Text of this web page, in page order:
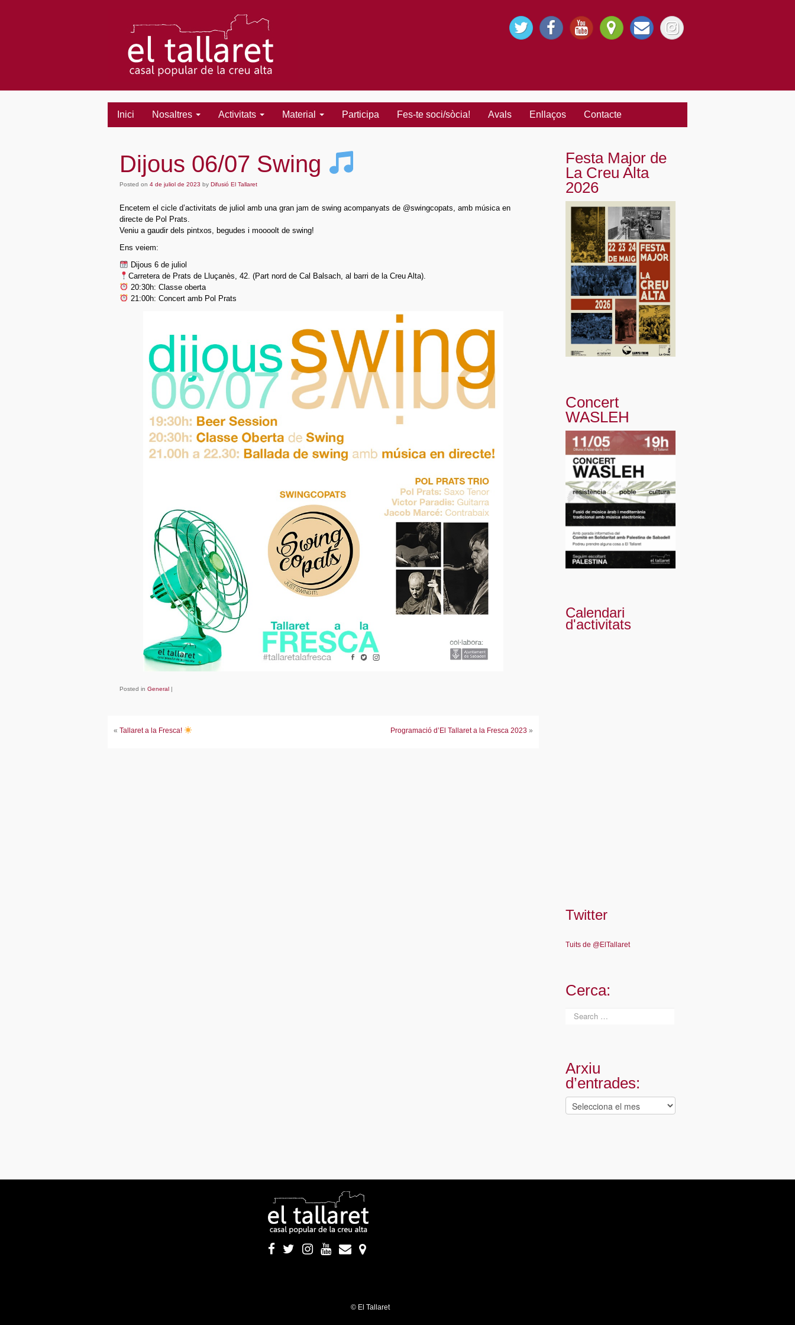
Inici Nosaltres Activitats Material Participa Fes-te soci/sòcia! Avals Enllaços Contacte
Dijous 06/07 Swing
Posted on 4 de juliol de 2023 by Difusió El Tallaret
Encetem el cicle d’activitats de juliol amb una gran jam de swing acompanyats de @swingcopats, amb música en
directe de Pol Prats.
Veniu a gaudir dels pintxos, begudes i moooolt de swing!
Ens veiem:
Dijous 6 de juliol
Carretera de Prats de Lluçanès, 42. (Part nord de Cal Balsach, al barri de la Creu Alta).
20:30h: Classe oberta
21:00h: Concert amb Pol Prats
Posted in General |
« Tallaret a la Fresca! Programació d’El Tallaret a la Fresca 2023»
Festa Major de
La Creu Alta
2026
Concert
WASLEH
Calendari
d'activitats
Twitter
Tuits de @ElTallaret
Cerca:
Arxiu
d’entrades:
Arxiu
d’entrades:
© El Tallaret